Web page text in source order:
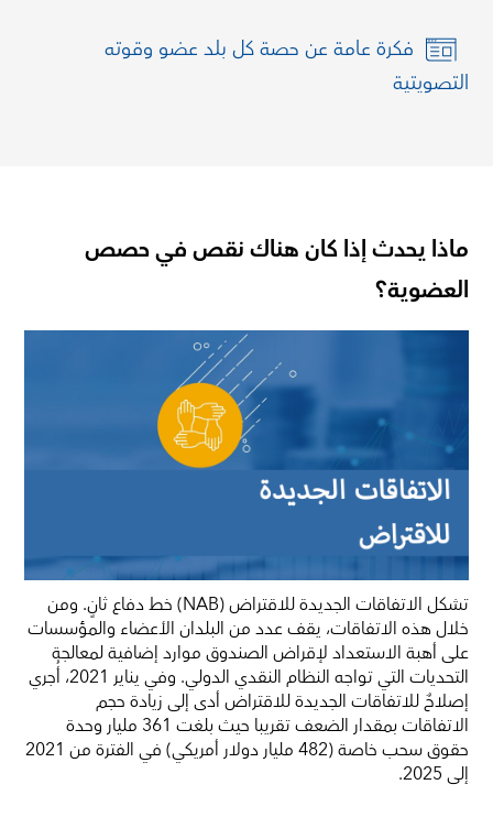
فكرة عامة عن حصة كل بلد عضو وقوته
التصويتية
ماذا يحدث إذا كان هناك نقص في حصص
العضوية؟
تشكل الاتفاقات الجديدة للاقتراض (NAB) خط دفاع ثانٍ. ومن
خلال هذه الاتفاقات، يقف عدد من البلدان الأعضاء والمؤسسات
على أهبة الاستعداد لإقراض الصندوق موارد إضافية لمعالجة
التحديات التي تواجه النظام النقدي الدولي. وفي يناير 2021، أُجري
إصلاحٌ للاتفاقات الجديدة للاقتراض أدى إلى زيادة حجم
الاتفاقات بمقدار الضعف تقريبا حيث بلغت 361 مليار وحدة
حقوق سحب خاصة (482 مليار دولار أمريكي) في الفترة من 2021
إلى 2025.